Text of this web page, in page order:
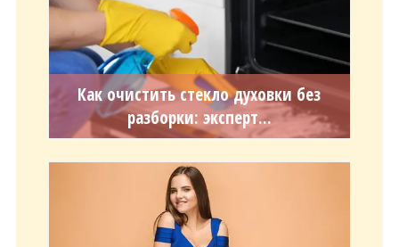
Как очистить стекло духовки без
разборки: эксперт...